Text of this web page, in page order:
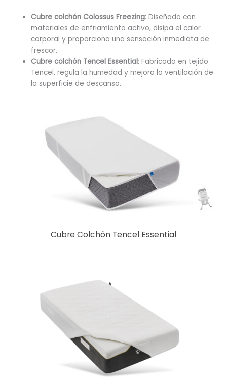
Cubre colchón Colossus Freezing: Diseñado con
materiales de enfriamiento activo, disipa el calor
corporal y proporciona una sensación inmediata de
frescor.
Cubre colchón Tencel Essential: Fabricado en tejido
Tencel, regula la humedad y mejora la ventilación de
la superficie de descanso.
Cubre Colchón Tencel Essential